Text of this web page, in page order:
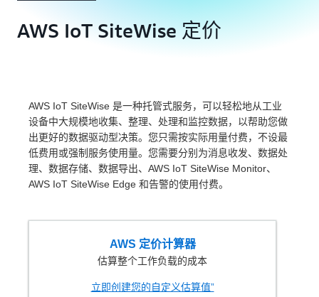
AWS IoT SiteWise 定价
AWS IoT SiteWise 是一种托管式服务，可以轻松地从工业
设备中大规模地收集、整理、处理和监控数据，以帮助您做
出更好的数据驱动型决策。您只需按实际用量付费，不设最
低费用或强制服务使用量。您需要分别为消息收发、数据处
理、数据存储、数据导出、AWS IoT SiteWise Monitor、
AWS IoT SiteWise Edge 和告警的使用付费。
AWS 定价计算器
估算整个工作负载的成本
立即创建您的自定义估算值”